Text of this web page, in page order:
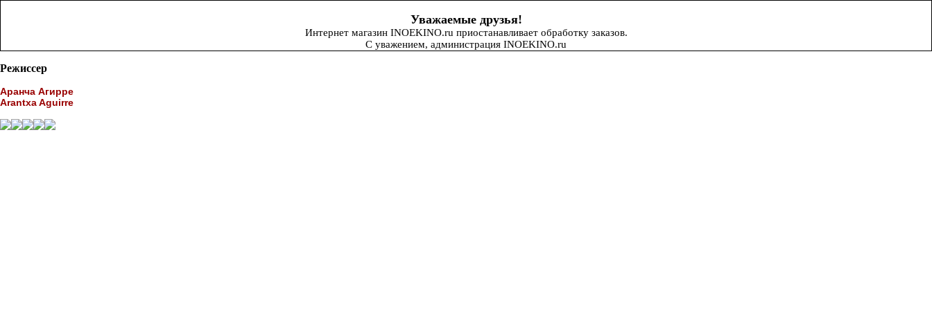
Уважаемые друзья!
Интернет магазин INOEKINO.ru приостанавливает обработку заказов.
С уважением, администрация INOEKINO.ru
Режиссер
Аранча Агирре
Arantxa Aguirre